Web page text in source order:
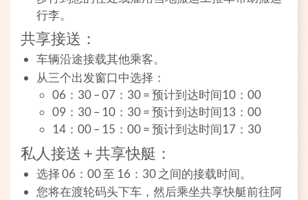
行李。
共享接送：
车辆沿途接载其他乘客。
从三个出发窗口中选择：
06：30 – 07：30 = 预计到达时间10：00
09：30 – 10：30 = 预计到达时间13：00
14：00 – 15：00 = 预计到达时间17：30
私人接送 + 共享快艇：
选择 06：00 至 16：30 之间的接载时间。
您将在渡轮码头下车，然后乘坐共享快艇前往阿